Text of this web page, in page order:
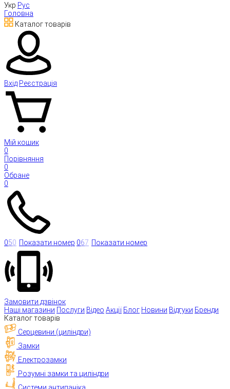
Укр Рус
Головна
Каталог товарів
Вхід Реєстрація
Мій кошик
0
Порівняння
0
Обране
0
050 Показати номер 067 Показати номер
Замовити дзвінок
Наші магазини Послуги Відео Акції Блог Новини Відгуки Бренди
Каталог товарів
Серцевини (циліндри)
Замки
Електрозамки
Розумні замки та циліндри